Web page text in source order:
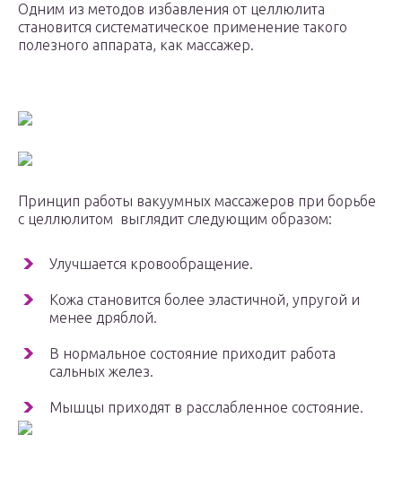
Одним из методов избавления от целлюлита
становится систематическое применение такого
полезного аппарата, как массажер.
Принцип работы вакуумных массажеров при борьбе
с целлюлитом выглядит следующим образом:
Улучшается кровообращение.
Кожа становится более эластичной, упругой и
менее дряблой.
В нормальное состояние приходит работа
сальных желез.
Мышцы приходят в расслабленное состояние.